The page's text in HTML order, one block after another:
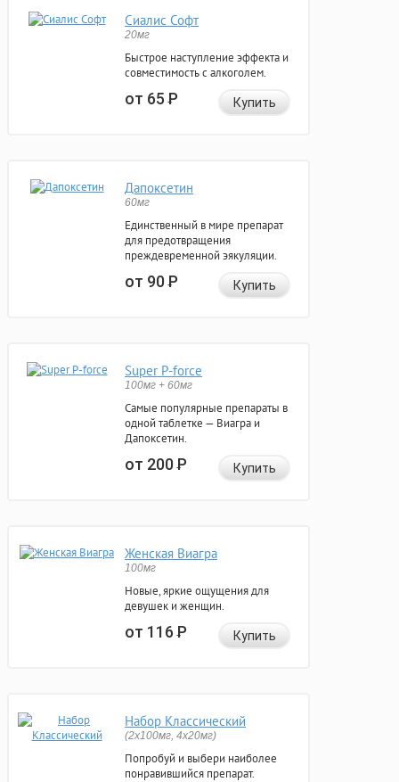
Сиалис Софт
20мг
Быстрое наступление эффекта и
совместимость с алкоголем.
от 65Р Купить
Дапоксетин
60мг
Единственный в мире препарат
для предотвращения
преждевременной эякуляции.
от 90Р Купить
Super P-force
100мг + 60мг
Самые популярные препараты в
одной таблетке — Виагра и
Дапоксетин.
от 200Р Купить
Женская Виагра
100мг
Новые, яркие ощущения для
девушек и женщин.
от 116Р Купить
Набор Классический
(2x100мг, 4x20мг)
Попробуй и выбери наиболее
понравившийся препарат.